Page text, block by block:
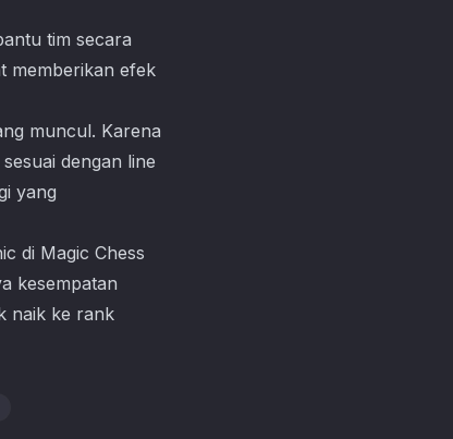
tim secara
memberikan efek
muncul. Karena
dengan line
yang
di Magic Chess
kesempatan
naik ke rank